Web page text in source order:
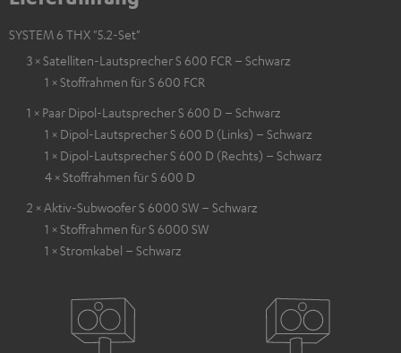
SYSTEM 6 THX "5.2-Set"
3 × Satelliten-Lautsprecher S 600 FCR – Schwarz
1 × Stoffrahmen für S 600 FCR
1 × Paar Dipol-Lautsprecher S 600 D – Schwarz
1 × Dipol-Lautsprecher S 600 D (Links) – Schwarz
1 × Dipol-Lautsprecher S 600 D (Rechts) – Schwarz
4 × Stoffrahmen für S 600 D
2 × Aktiv-Subwoofer S 6000 SW – Schwarz
1 × Stoffrahmen für S 6000 SW
1 × Stromkabel – Schwarz